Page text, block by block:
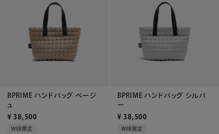
BPRIME ハンドバッグ ベージ
ュ
¥ 38,500
WEB限定
BPRIME ハンドバッグ シルバ
ー
¥ 38,500
WEB限定